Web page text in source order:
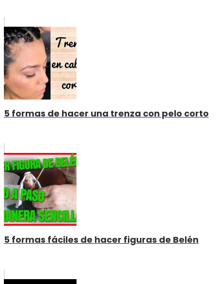
5 formas de hacer una trenza con pelo corto
5 formas fáciles de hacer figuras de Belén